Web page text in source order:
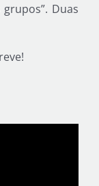
Duas